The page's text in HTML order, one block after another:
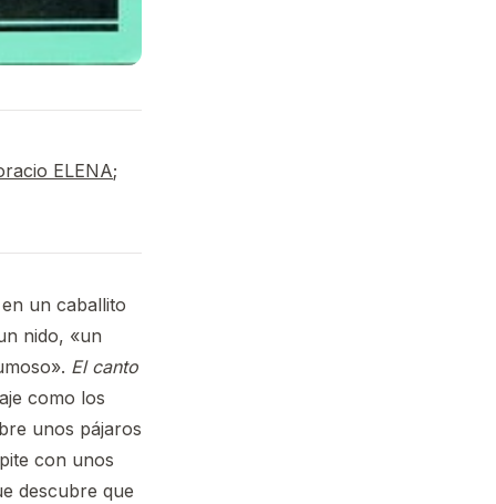
ELENA;
un caballito
nido, «un
El canto
como los
unos pájaros
con unos
descubre que